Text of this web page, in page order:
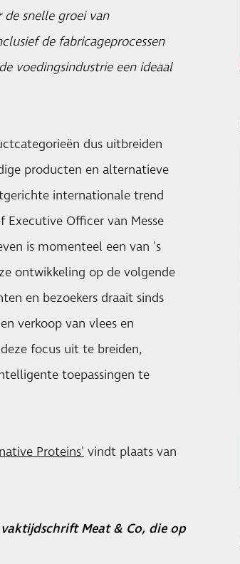
snelle groei van
de fabricageprocessen
voedingsindustrie een ideaal
dus uitbreiden
producten en alternatieve
internationale trend
Executive Officer van Messe
is momenteel een van 's
ontwikkeling op de volgende
en bezoekers draait sinds
verkoop van vlees en
focus uit te breiden,
toepassingen te
Proteins' vindt plaats van
Meat & Co, die op